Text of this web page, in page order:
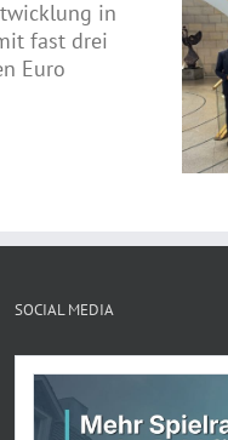
Diskussion im
SOCIAL MEDIA